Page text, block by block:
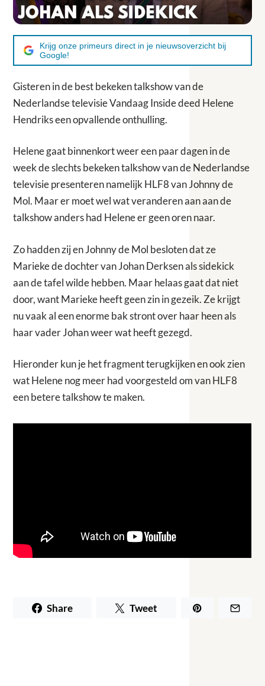
Krijg onze primeurs direct in je nieuwsoverzicht bij
Google!
Gisteren in de best bekeken talkshow van de
Nederlandse televisie Vandaag Inside deed Helene
Hendriks een opvallende onthulling.
Helene gaat binnenkort weer een paar dagen in de
week de slechts bekeken talkshow van de Nederlandse
televisie presenteren namelijk HLF8 van Johnny de
Mol. Maar er moet wel wat veranderen aan aan de
talkshow anders had Helene er geen oren naar.
Zo hadden zij en Johnny de Mol besloten dat ze
Marieke de dochter van Johan Derksen als sidekick
aan de tafel wilde hebben. Maar helaas gaat dat niet
door, want Marieke heeft geen zin in gezeik. Ze krijgt
nu vaak al een enorme bak stront over haar heen als
haar vader Johan weer wat heeft gezegd.
Hieronder kun je het fragment terugkijken en ook zien
wat Helene nog meer had voorgesteld om van HLF8
een betere talkshow te maken.
Share Tweet